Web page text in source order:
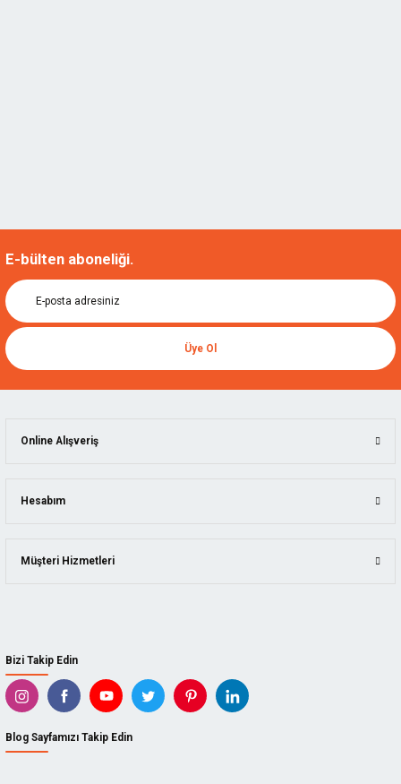
E-bülten aboneliği.
Üye Ol
Bizi Takip Edin
Blog Sayfamızı Takip Edin
Online Alışveriş
Hesabım
Müşteri Hizmetleri